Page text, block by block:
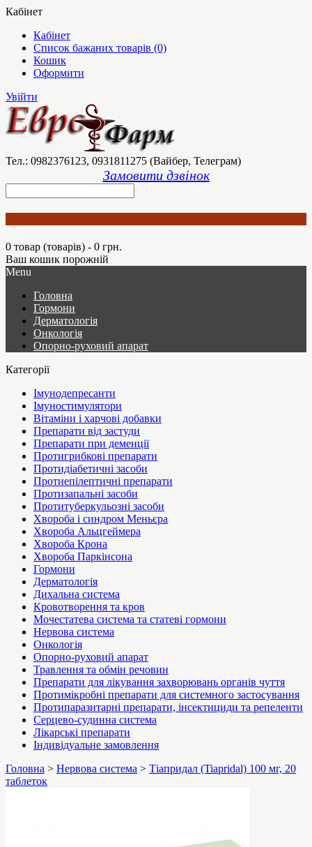
Кабінет
Кабінет
Список бажаних товарів (0)
Кошик
Оформити
Увійти
Тел.: 0982376123, 0931811275 (Вайбер, Телеграм)
Замовити дзвінок
0 товар (товарів) - 0 грн.
Ваш кошик порожній
Menu
Головна
Гормони
Дерматологія
Онкологія
Опорно-руховий апарат
Категорії
Імунодепресанти
Імуностимулятори
Вітаміни і харчові добавки
Препарати від застуди
Препарати при деменції
Протигрибкові препарати
Протидіабетичні засоби
Протиепілептичні препарати
Протизапальні засоби
Протитуберкульозні засоби
Хвороба і синдром Меньєра
Хвороба Альцгеймера
Хвороба Крона
Хвороба Паркінсона
Гормони
Дерматологія
Дихальна система
Кровотворення та кров
Мочестатева система та статеві гормони
Нервова система
Онкологія
Опорно-руховий апарат
Травлення та обмін речовин
Препарати для лікування захворювань органів чуття
Протимікробні препарати для системного застосування
Протипаразитарні препарати, інсектициди та репеленти
Серцево-судинна система
Лікарські препарати
Індивідуальне замовлення
Головна > Нервова система > Тіапридал (Tiapridal) 100 мг, 20
таблеток